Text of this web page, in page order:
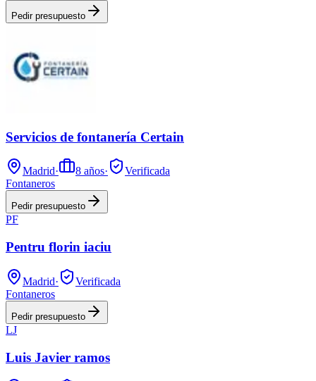
Pedir presupuesto
Servicios de fontanería Certain
Madrid· 8 años·
Verificada
Fontaneros
Pedir presupuesto
PF
Pentru florin iaciu
Madrid·
Verificada
Fontaneros
Pedir presupuesto
LJ
Luis Javier ramos